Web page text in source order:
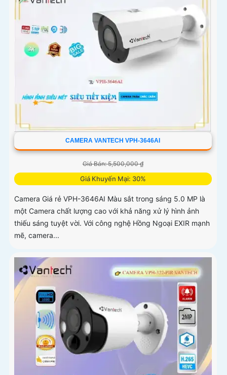
CAMERA VANTECH VPH-3646AI
Giá Bán: 5,500,000 ₫
Giá Khuyến Mại: 30%
Camera Giá rẻ VPH-3646AI Màu sắt trong sáng 5.0 MP là
một Camera chất lượng cao với khả năng xử lý hình ảnh
thiếu sáng tuyệt vời. Với công nghệ Hồng Ngoại EXIR mạnh
mẽ, camera...